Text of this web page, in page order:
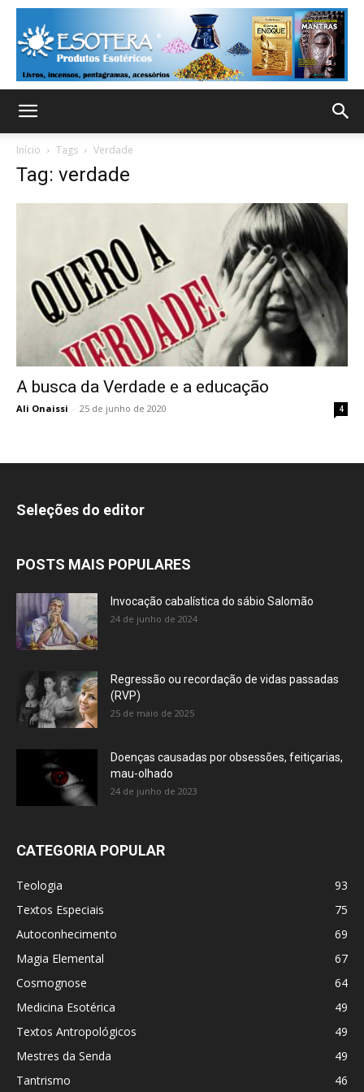
Início Tags Verdade
Tag: verdade
A busca da Verdade e a educação
Ali Onaissi - 25 de junho de 2020 4
Seleções do editor
POSTS MAIS POPULARES
Invocação cabalística do sábio Salomão
24 de junho de 2024
Regressão ou recordação de vidas passadas
(RVP)
25 de maio de 2025
Doenças causadas por obsessões, feitiçarias,
mau-olhado
24 de junho de 2023
CATEGORIA POPULAR
Teologia
93
Textos Especiais
75
Autoconhecimento
69
Magia Elemental
67
Cosmognose
64
Medicina Esotérica
49
Textos Antropológicos
49
Mestres da Senda
49
Tantrismo
46